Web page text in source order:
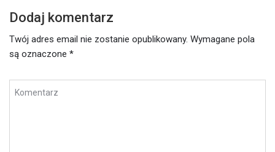
Dodaj komentarz
Twój adres email nie zostanie opublikowany. Wymagane pola
są oznaczone *